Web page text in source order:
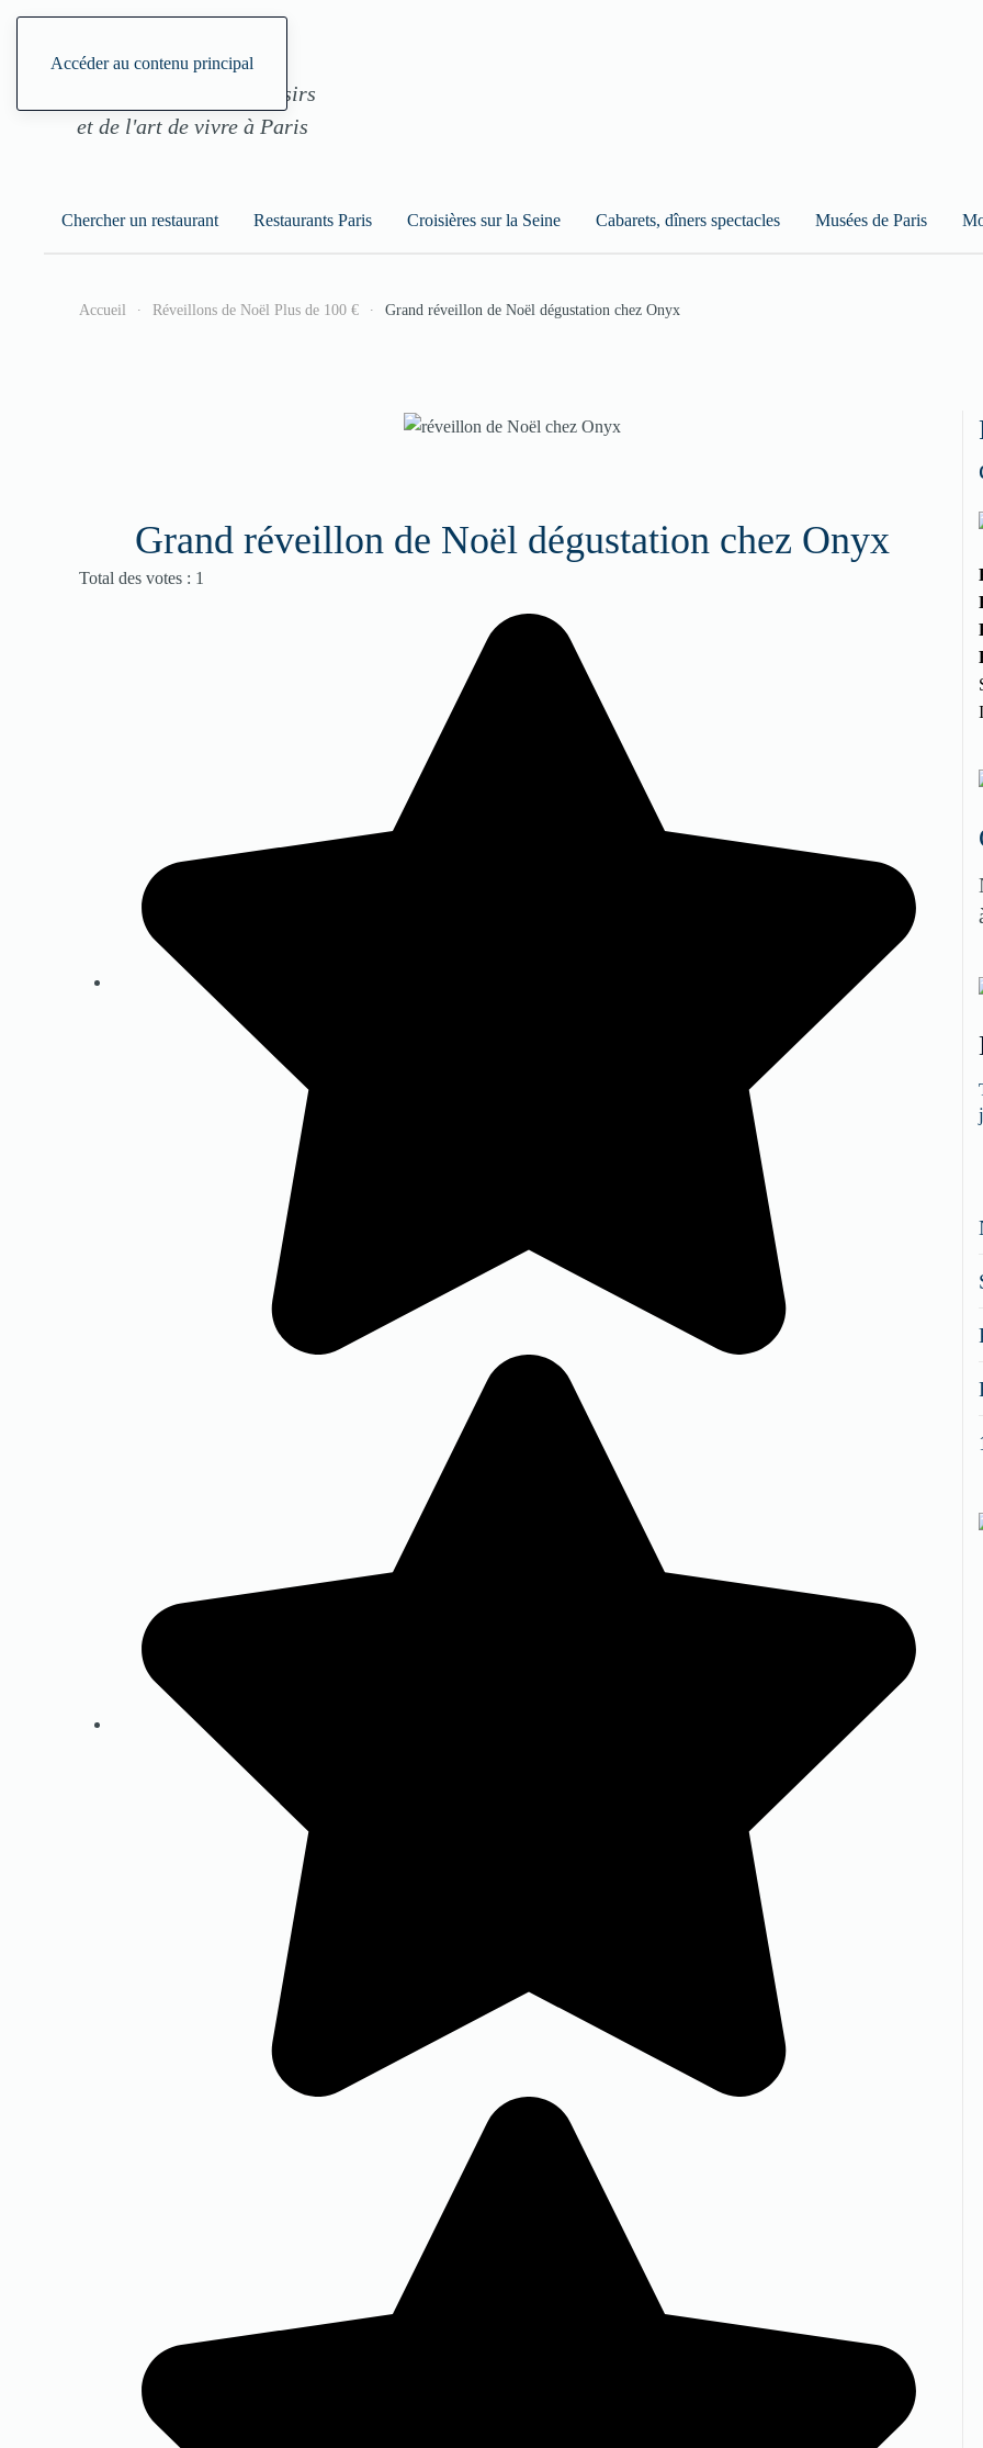
Accéder au contenu principal
ParisGourmand, le site
des restaurants, des loisirs
et de l'art de vivre à Paris
Chercher un restaurant Restaurants Paris Croisières sur la Seine Cabarets, dîners spectacles Musées de Paris
Accueil Réveillons de Noël Plus de 100 € Grand réveillon de Noël dégustation chez Onyx
Grand réveillon de Noël dégustation chez Onyx
Vote utilisateur: 5/
Total des votes : 1